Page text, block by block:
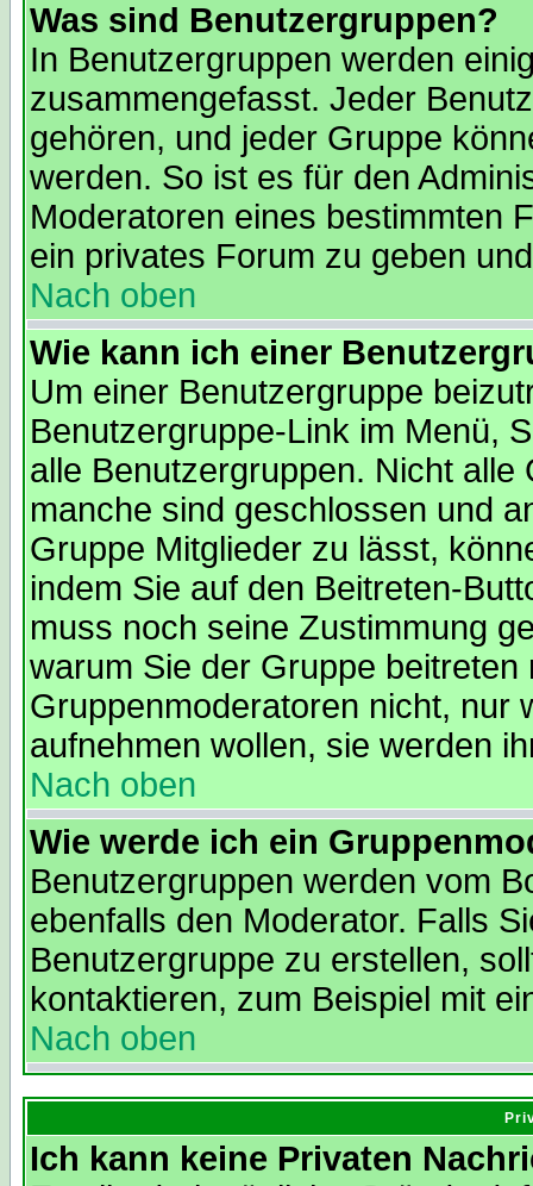
Was sind Benutzergruppen?
In Benutzergruppen werden
zusammengefasst. Jeder
gehören, und jeder Gruppe
werden. So ist es für den
Moderatoren eines bestimmten
ein privates Forum zu geben
Nach oben
Wie kann ich einer
Um einer Benutzergruppe
Benutzergruppe-Link im Menü,
alle Benutzergruppen. Nicht
manche sind geschlossen und
Gruppe Mitglieder zu lässt,
indem Sie auf den Beitreten-
muss noch seine Zustimmung
warum Sie der Gruppe
Gruppenmoderatoren nicht, nur
aufnehmen wollen, sie werden
Nach oben
Wie werde ich ein
Benutzergruppen werden vom
ebenfalls den Moderator. Falls
Benutzergruppe zu erstellen,
kontaktieren, zum Beispiel mit
Nach oben
Ich kann keine Privaten